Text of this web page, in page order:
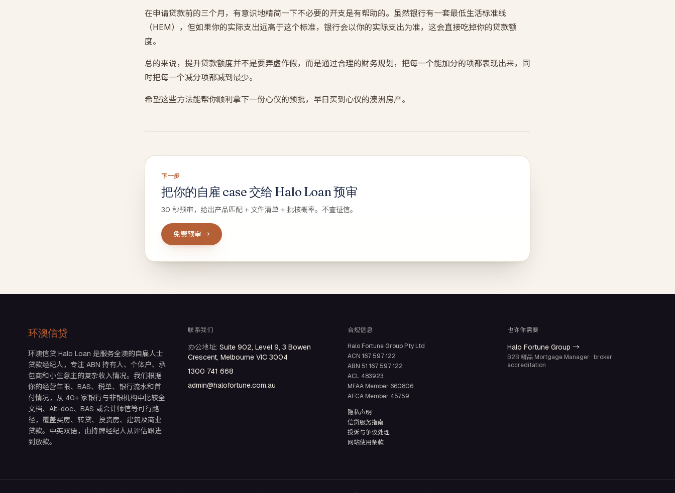
在申请贷款前的三个月，有意识地精简一下不必要的开支是有帮助的。虽然银行有一套最低生活标准线
（HEM），但如果你的实际支出远高于这个标准，银行会以你的实际支出为准，这会直接吃掉你的贷款额
度。
总的来说，提升贷款额度并不是要弄虚作假，而是通过合理的财务规划，把每一个能加分的项都表现出来，同
时把每一个减分项都减到最少。
希望这些方法能帮你顺利拿下一份心仪的预批，早日买到心仪的澳洲房产。
下一步
把你的自雇 case 交给 Halo Loan 预审
30 秒预审，给出产品匹配 + 文件清单 + 批核概率。不查征信。
免费预审 →
环澳信贷
环澳信贷 Halo Loan 是服务全澳的自雇人士
贷款经纪人，专注 ABN 持有人、个体户、承
包商和小生意主的复杂收入情况。我们根据
你的经营年限、BAS、税单、银行流水和首
付情况，从 40+ 家银行与非银机构中比较全
文档、Alt-doc、BAS 或会计师信等可行路
径，覆盖买房、转贷、投资房、建筑及商业
贷款。中英双语，由持牌经纪人从评估跟进
到放款。
联系我们
办公地址: Suite 902, Level 9, 3 Bowen
Crescent, Melbourne VIC 3004
1300 741 668
admin@halofortune.com.au
合规信息
Halo Fortune Group Pty Ltd
ACN 167 597 122
ABN 51 167 597 122
ACL 483923
MFAA Member 660806
AFCA Member 45759
隐私声明
信贷服务指南
投诉与争议处理
网站使用条款
也许你需要
Halo Fortune Group →
B2B 精品 Mortgage Manager · broker
accreditation